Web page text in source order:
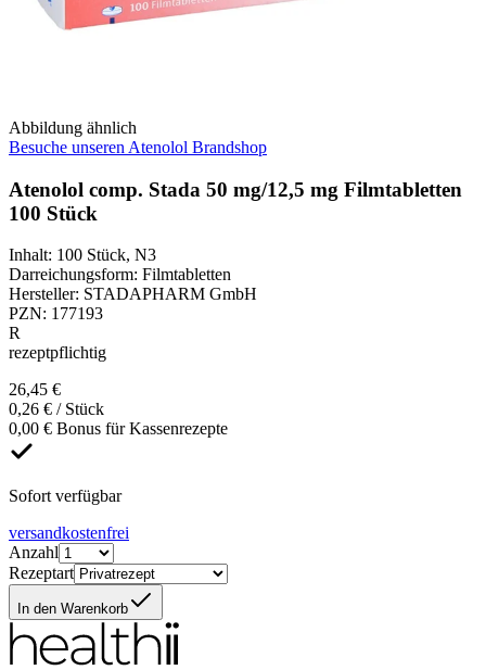
Abbildung ähnlich
Besuche unseren Atenolol Brandshop
Atenolol comp. Stada 50 mg/12,5 mg Filmtabletten
100 Stück
Inhalt: 100 Stück, N3
Darreichungsform: Filmtabletten
Hersteller: STADAPHARM GmbH
PZN: 177193
R
rezeptpflichtig
26,45 €
0,26 € / Stück
0,00 € Bonus für Kassenrezepte
Sofort verfügbar
versandkostenfrei
Anzahl
Rezeptart
In den Warenkorb